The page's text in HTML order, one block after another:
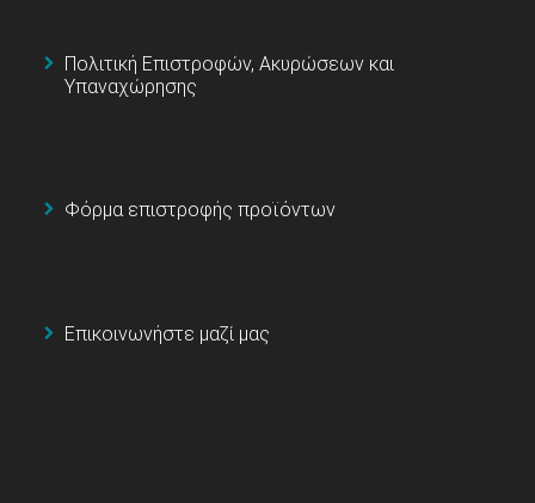
Πολιτική Επιστροφών, Ακυρώσεων και
Υπαναχώρησης
Φόρμα επιστροφής προϊόντων
Επικοινωνήστε μαζί μας